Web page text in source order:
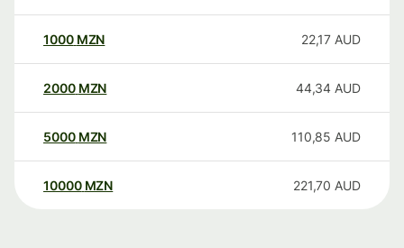
1000 MZN 22,17 AUD
2000 MZN 44,34 AUD
5000 MZN 110,85 AUD
10000 MZN 221,70 AUD